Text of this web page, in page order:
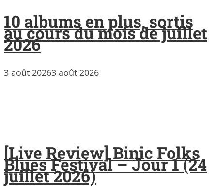
10 albums en plus, sortis
au cours du mois de juillet
2026
3 août 20263 août 2026
[Live Review] Binic Folks
Blues Festival – Jour 1 (24
juillet 2026)